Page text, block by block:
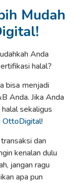
Mudah
Anda
halal?
bisa menjadi
Anda. Jika Anda
sekaligus
OttoDigital!
dan
kenalan dulu
jangan ragu
apa pun